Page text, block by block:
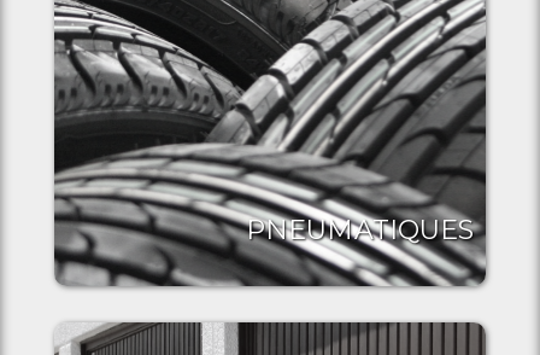
PNEUMATIQUES